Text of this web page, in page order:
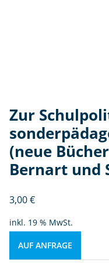
Zur
(neue
Bernart und
3,00€
inkl. 19 % MwSt.
AUF ANFRAGE